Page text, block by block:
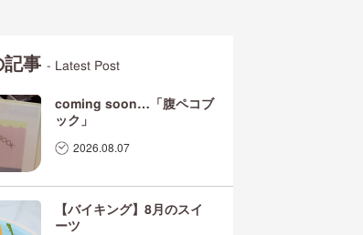
記事- Latest Post
coming soon…「腹ペコブ
ック」
2026.08.07
【バイキング】8月のスイ
ーツ